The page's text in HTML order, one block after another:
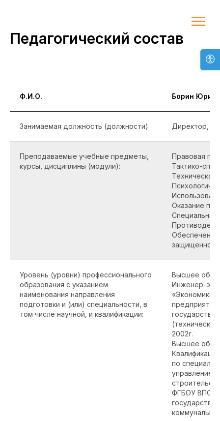
Педагогический состав
Ф.И.О. Борин Юрий
Занимаемая должность (должности) Директор,
Преподаваемые учебные предметы,
курсы, дисциплины (модули):
Правовая
Тактико-
Техническая
Оказание
Специальная
Обеспечение
Уровень (уровни) профессионального
образования с указанием
наименования направления
подготовки и (или) специальности, в
том числе научной, и квалификации:
Высшее
Инженер-
«Экономика
2002г.
Высшее
по
управление
ФГБОУ ВПО